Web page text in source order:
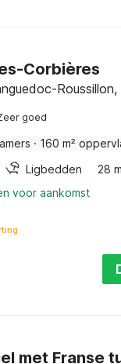
Corbières
goed
· 160 m²
Ligbedden
28
voor aankomst
met Franse